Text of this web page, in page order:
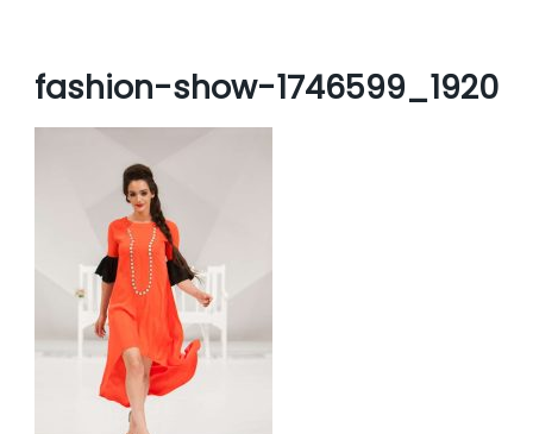
fashion-show-1746599_1920